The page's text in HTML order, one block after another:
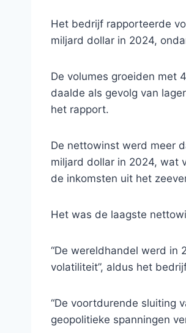
Het bedrijf rapporteerde
miljard dollar in 2024,
De volumes groeiden met
daalde als gevolg van
het rapport.
De nettowinst werd meer
miljard dollar in 2024, wat
de inkomsten uit het
Het was de laagste
“De wereldhandel werd in
volatiliteit”, aldus het
“De voortdurende sluiting
geopolitieke spanningen